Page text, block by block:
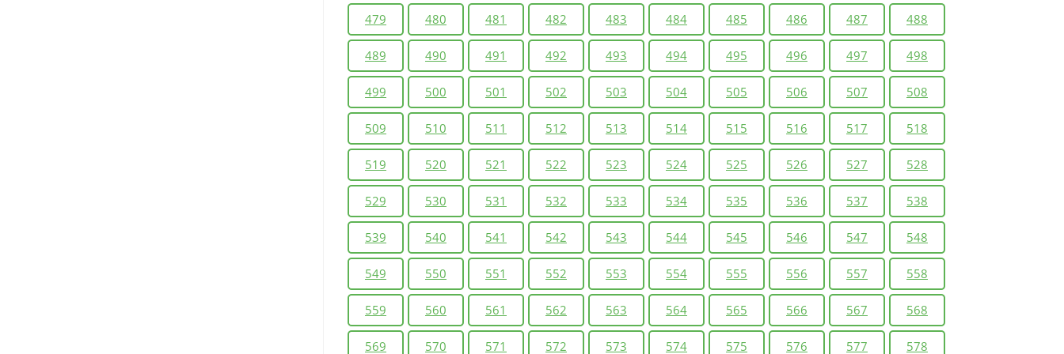
479 480 481 482 483 484 485 486 487 488
489 490 491 492 493 494 495 496 497 498
499 500 501 502 503 504 505 506 507 508
509 510 511 512 513 514 515 516 517 518
519 520 521 522 523 524 525 526 527 528
529 530 531 532 533 534 535 536 537 538
539 540 541 542 543 544 545 546 547 548
549 550 551 552 553 554 555 556 557 558
559 560 561 562 563 564 565 566 567 568
569 570 571 572 573 574 575 576 577 578